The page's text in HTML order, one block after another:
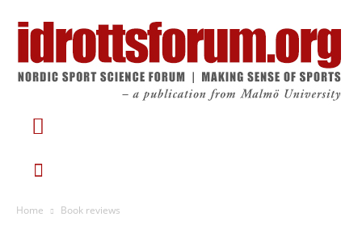
Home Book reviews